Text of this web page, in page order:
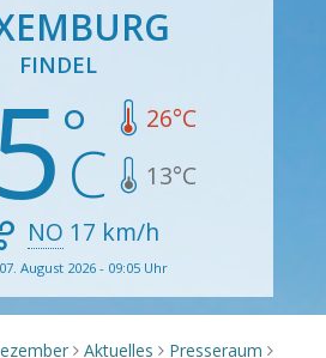
FINDEL
26°C
13°C
NO 17 km/h
August 2026 - 09:05 Uhr
> Aktuelles > Presseraum >